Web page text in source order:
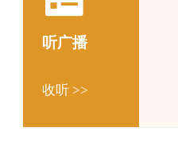
听广播
收听 >>